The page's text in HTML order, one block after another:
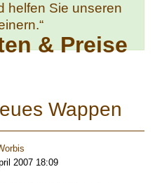
& Preise
helfen Sie unseren
Wappen
2007 18:09